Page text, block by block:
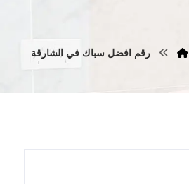
رقم افضل سباك في الشارقة